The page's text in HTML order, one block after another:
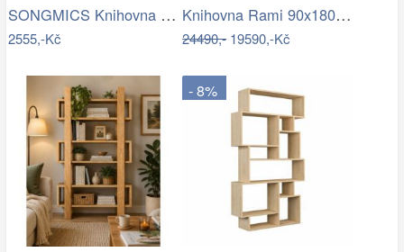
SONGMICS Knihovna Lusa hnědá
2555,-Kč
Knihovna Rami 90x180x35 z indického…
24490,-19590,-Kč
- 8%